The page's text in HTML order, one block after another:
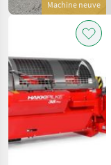
Machine neuve